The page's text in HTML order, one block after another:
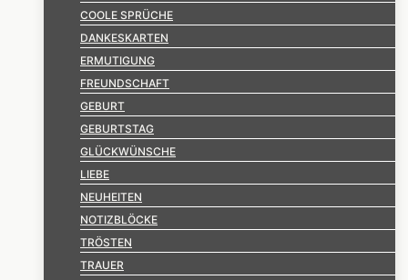
COOLE SPRÜCHE
DANKESKARTEN
ERMUTIGUNG
FREUNDSCHAFT
GEBURT
GEBURTSTAG
GLÜCKWÜNSCHE
LIEBE
NEUHEITEN
NOTIZBLÖCKE
TRÖSTEN
TRAUER